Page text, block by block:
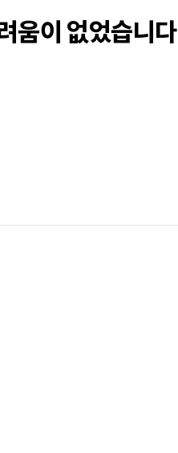
움이 없었습니다